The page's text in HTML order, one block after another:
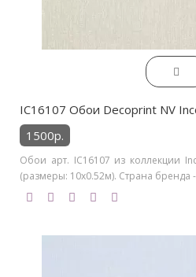
IC16107 Обои Decoprint NV
1500р.
Обои арт. IC16107 из коллекции
(размеры: 10х0.52м). Страна бренда